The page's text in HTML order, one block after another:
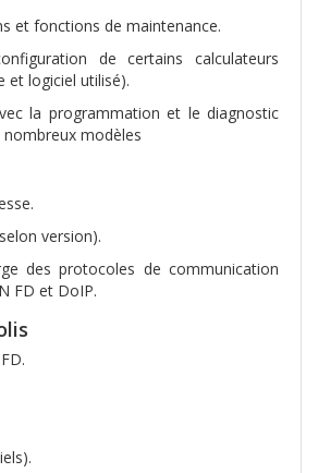
et fonctions de maintenance.
de certains calculateurs
et logiciel utilisé).
la programmation et le diagnostic
nombreux modèles
version).
des protocoles de communication
FD et DoIP.